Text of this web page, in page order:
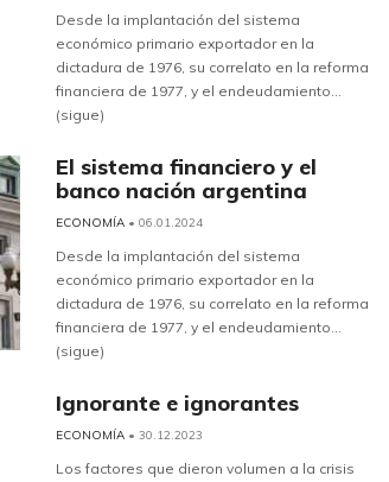
Desde la implantación del sistema
económico primario exportador en la
dictadura de 1976, su correlato en la reforma
financiera de 1977, y el endeudamiento...
(sigue)
El sistema financiero y el
banco nación argentina
ECONOMÍA • 06.01.2024
Desde la implantación del sistema
económico primario exportador en la
dictadura de 1976, su correlato en la reforma
financiera de 1977, y el endeudamiento...
(sigue)
Ignorante e ignorantes
ECONOMÍA • 30.12.2023
Los factores que dieron volumen a la crisis